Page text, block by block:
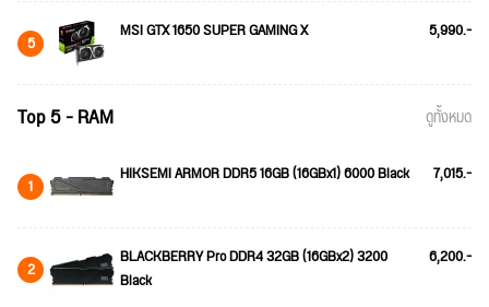
5 MSI GTX 1650 SUPER GAMING X 5,990.-
Top 5 - RAM ดูทั้งหมด
1 HIKSEMI ARMOR DDR5 16GB (16GBx1) 6000 Black 7,015.-
2
BLACKBERRY Pro DDR4 32GB (16GBx2) 3200
Black
6,200.-